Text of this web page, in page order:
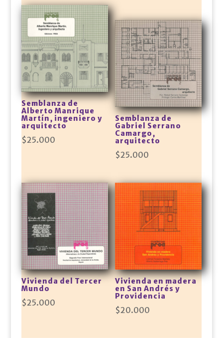
Semblanza de
Alberto Manrique
Martín, ingeniero y
arquitecto
$25.000
Semblanza de
Gabriel Serrano
Camargo,
arquitecto
$25.000
Vivienda del Tercer
Mundo
$25.000
Vivienda en madera
en San Andrés y
Providencia
$20.000